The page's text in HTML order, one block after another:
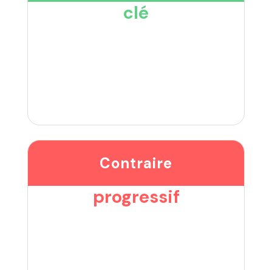
clé
Contraire
progressif